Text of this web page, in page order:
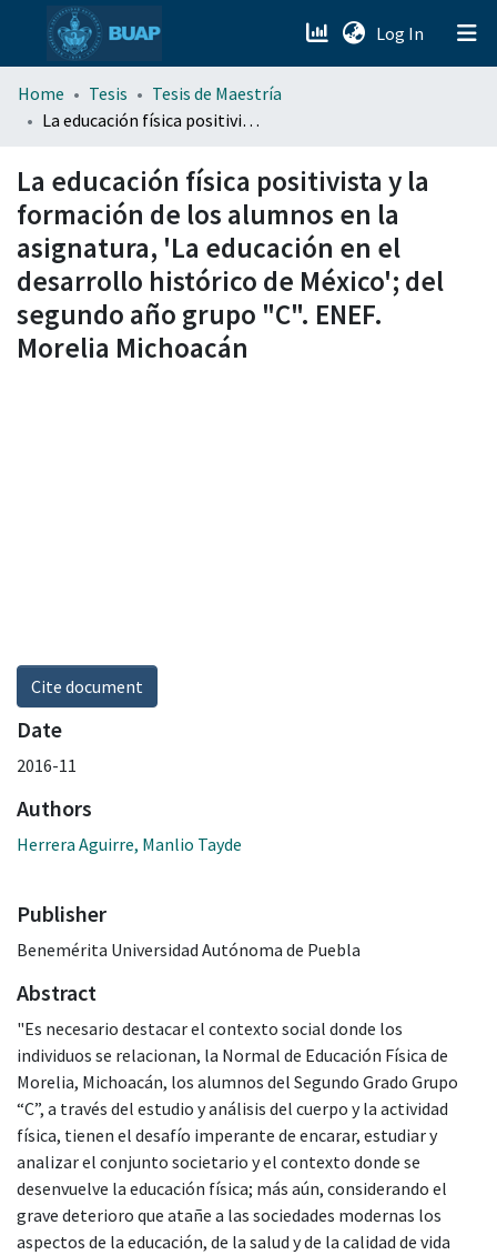
Log In (current)
menu.section.about_menu
Home Tesis
Tesis de Maestría
La educación física positivista y la formación de los alumnos en la asignatura, 'La educación en el desarrollo histórico de México'; del segundo año grupo "C". ENEF. Morelia Michoacán
La educación física positivista y la
formación de los alumnos en la
asignatura, 'La educación en el
desarrollo histórico de México'; del
segundo año grupo "C". ENEF.
Morelia Michoacán
Cite document
Date
2016-11
Authors
Herrera Aguirre, Manlio Tayde
Publisher
Benemérita Universidad Autónoma de Puebla
Abstract
"Es necesario destacar el contexto social donde los
individuos se relacionan, la Normal de Educación Física de
Morelia, Michoacán, los alumnos del Segundo Grado Grupo
“C”, a través del estudio y análisis del cuerpo y la actividad
física, tienen el desafío imperante de encarar, estudiar y
analizar el conjunto societario y el contexto donde se
desenvuelve la educación física; más aún, considerando el
grave deterioro que atañe a las sociedades modernas los
aspectos de la educación, de la salud y de la calidad de vida